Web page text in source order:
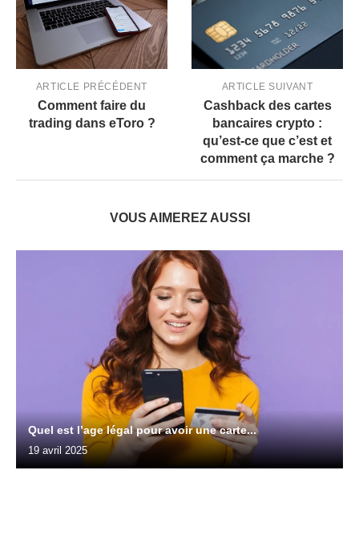
ARTICLE PRÉCÉDENT
Comment faire du
trading dans eToro ?
ARTICLE SUIVANT
Cashback des cartes
bancaires crypto :
qu’est-ce que c’est et
comment ça marche ?
VOUS AIMEREZ AUSSI
Quel est l’age légal pour avoir une carte...
19 avril 2025